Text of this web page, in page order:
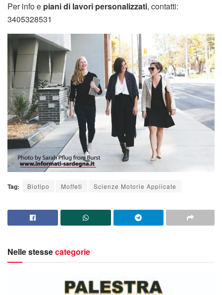
Per info e piani di lavori personalizzati, contatti:
3405328531
Tag: Biotipo Moffeti Scienze Motorie Applicate
Nelle stessecategorie